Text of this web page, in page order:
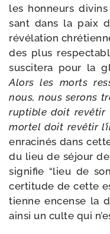
les hon­neurs
sant dans la paix
révé­la­tion
des plus
sus­ci­te­ra pour la
Alors les morts
nous, nous serons
rup­tible doit revê­tir
mor­tel doit revê­tir
enra­ci­nés dans
du lieu de séjour
signi­fie “lieu de
cer­ti­tude de cette
tienne encense la
ain­si un culte qui